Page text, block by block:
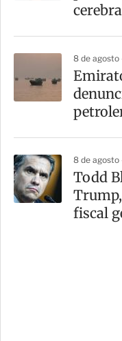
8 de
8 de agosto
Todd
fiscal